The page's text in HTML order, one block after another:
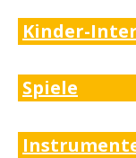
Kinder-
Spiele